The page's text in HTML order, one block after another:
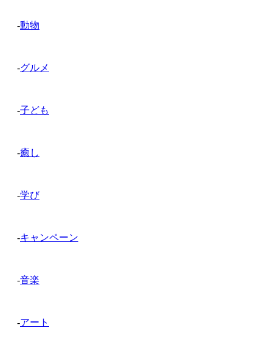
-動物
-グルメ
-子ども
-癒し
-学び
-キャンペーン
-音楽
-アート